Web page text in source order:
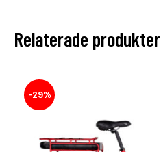
Relaterade produkter
-29%